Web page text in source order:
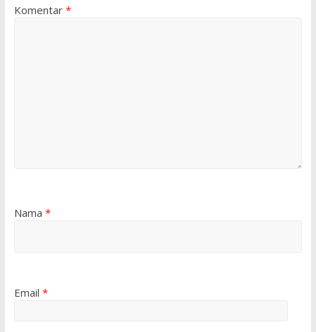
Komentar *
Nama *
Email *